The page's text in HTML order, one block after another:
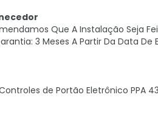
Que A Instalação Seja
3 Meses A Partir Da Data
de Portão Eletrônico PPA